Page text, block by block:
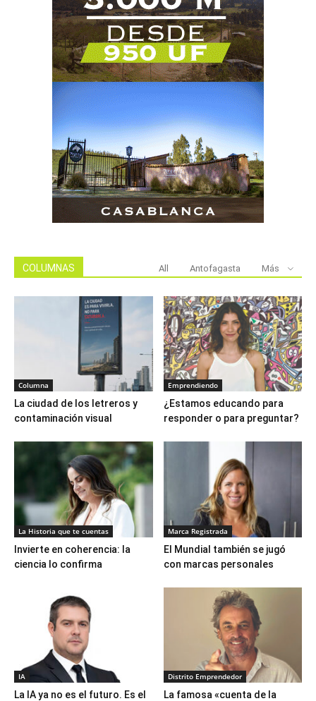
COLUMNAS All Antofagasta Más
Columna
La ciudad de los letreros y
contaminación visual
Emprendiendo
¿Estamos educando para
responder o para preguntar?
La Historia que te cuentas
Invierte en coherencia: la
ciencia lo confirma
Marca Registrada
El Mundial también se jugó
con marcas personales
IA
La IA ya no es el futuro. Es el
Distrito Emprendedor
La famosa «cuenta de la